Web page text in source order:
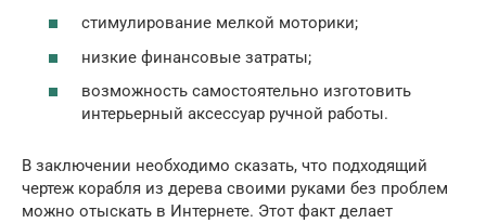
стимулирование мелкой моторики;
низкие финансовые затраты;
возможность самостоятельно изготовить
интерьерный аксессуар ручной работы.
В заключении необходимо сказать, что подходящий
чертеж корабля из дерева своими руками без проблем
можно отыскать в Интернете. Этот факт делает